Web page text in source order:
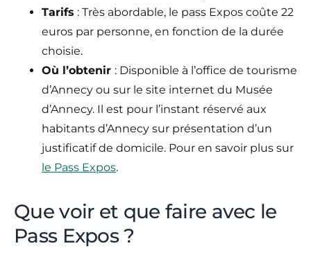
Tarifs : Très abordable, le pass Expos coûte 22
euros par personne, en fonction de la durée
choisie.
Où l’obtenir : Disponible à l’office de tourisme
d’Annecy ou sur le site internet du Musée
d’Annecy. Il est pour l’instant réservé aux
habitants d’Annecy sur présentation d’un
justificatif de domicile. Pour en savoir plus sur
le Pass Expos.
Que voir et que faire avec le
Pass Expos ?